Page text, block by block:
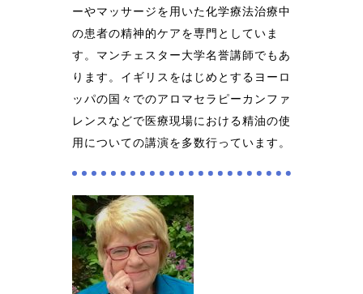
ーやマッサージを用いた化学療法治療中
の患者の精神的ケアを専門としていま
す。マンチェスター大学名誉講師でもあ
ります。イギリスをはじめとするヨーロ
ッパの国々でのアロマセラピーカンファ
レンスなどで医療現場における精油の使
用についての講演を多数行っています。